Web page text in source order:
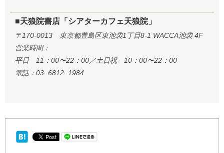
■天狼院書店「シアターカフェ天狼院」
〒170-0013 東京都豊島区東池袋1丁目8-1 WACCA池袋 4F
営業時間：
平日 11：00〜22：00／土日祝 10：00〜22：00
電話：03−6812−1984